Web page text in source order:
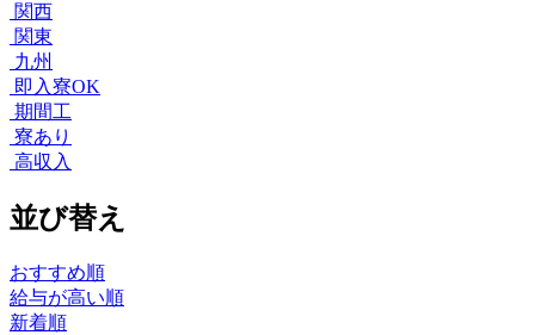
関西
関東
九州
即入寮OK
期間工
寮あり
高収入
並び替え
おすすめ順
給与が高い順
新着順